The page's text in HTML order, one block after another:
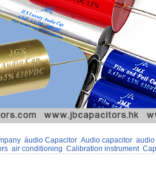
áudio Capacitor Audio capacitor audio
air conditioning Calibration instrument